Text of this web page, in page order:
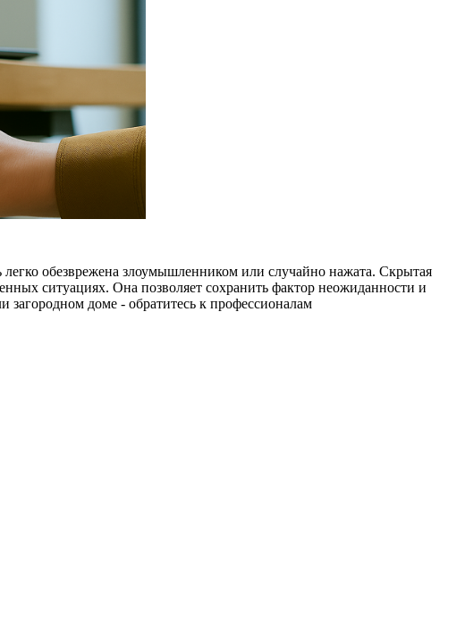
обезврежена злоумышленником или случайно нажата. Скрытая
ситуациях. Она позволяет сохранить фактор неожиданности и
загородном доме - обратитесь к профессионалам